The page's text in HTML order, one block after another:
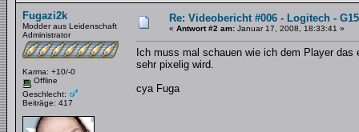
Fugazi2k
Modder aus Leidenschaft
Administrator
Karma: +10/-0
Offline
Geschlecht:
Beiträge: 417
Re: Videobericht #006 - Logitech -
« Antwort #2 am: Januar 17, 2008, 18:33:41 »
Ich muss mal schauen wie ich dem Player
sehr pixelig wird.
cya Fuga